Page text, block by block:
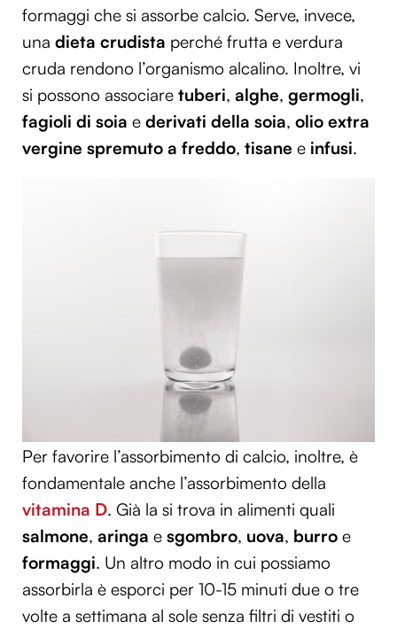
formaggi che si assorbe calcio. Serve, invece,
una dieta crudista perché frutta e verdura
cruda rendono l’organismo alcalino. Inoltre, vi
si possono associare tuberi, alghe, germogli,
fagioli di soia e derivati della soia, olio extra
vergine spremuto a freddo, tisane e infusi.
Per favorire l’assorbimento di calcio, inoltre, è
fondamentale anche l’assorbimento della
vitamina D. Già la si trova in alimenti quali
salmone, aringa e sgombro, uova, burro e
formaggi. Un altro modo in cui possiamo
assorbirla è esporci per 10-15 minuti due o tre
volte a settimana al sole senza filtri di vestiti o